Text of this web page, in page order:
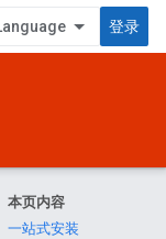
登录
本页内容
一站式安装